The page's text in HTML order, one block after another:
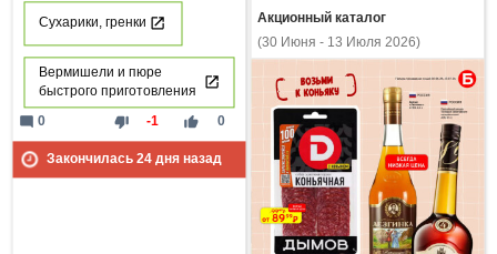
Сухарики, гренки
Вермишели и пюре
быстрого приготовления
thumb_down -1 thumb_up 0
mode_comment 0
Закончилась 24дня назад
Акционный каталог
(30 Июня - 13 Июля 2026)